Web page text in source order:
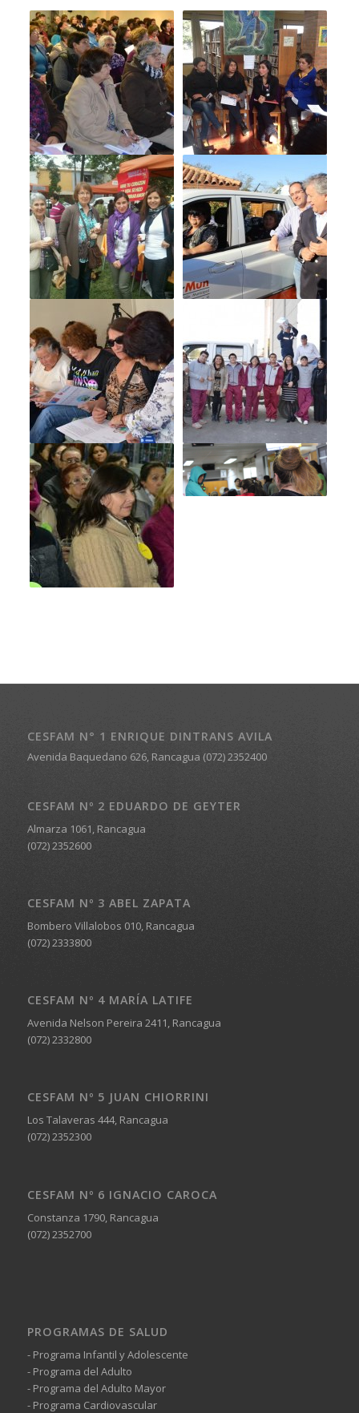
CESFAM N° 1 ENRIQUE DINTRANS AVILA
Avenida Baquedano 626, Rancagua (072) 2352400
CESFAM Nº 2 EDUARDO DE GEYTER
Almarza 1061, Rancagua
(072) 2352600
CESFAM Nº 3 ABEL ZAPATA
Bombero Villalobos 010, Rancagua
(072) 2333800
CESFAM Nº 4 MARÍA LATIFE
Avenida Nelson Pereira 2411, Rancagua
(072) 2332800
CESFAM Nº 5 JUAN CHIORRINI
Los Talaveras 444, Rancagua
(072) 2352300
CESFAM Nº 6 IGNACIO CAROCA
Constanza 1790, Rancagua
(072) 2352700
PROGRAMAS DE SALUD
- Programa Infantil y Adolescente
- Programa del Adulto
- Programa del Adulto Mayor
- Programa Cardiovascular